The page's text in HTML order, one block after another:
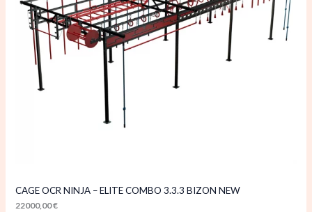
CAGE OCR NINJA – ELITE COMBO 3.3.3 BIZON NEW
22000,00€